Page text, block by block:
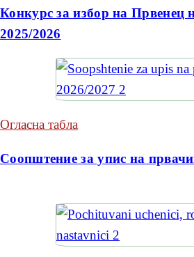
Конкурс за избор на Првенец
2025/2026
Огласна табла
Соопштение за упис на